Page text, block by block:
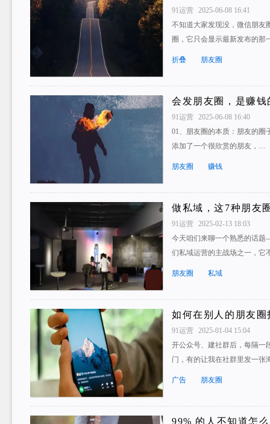
91运营
2025-06-08 16:41
不知道大家发现没，微信朋友
圈，它只会显示最新发布的
折叠 朋友圈
会发朋友圈，是赚钱
91运营
2025-06-08 16:40
01、朋友圈的本质：朋友的
添加了一个很欣赏的朋友，…
朋友圈 赚钱
做私域，这7种朋友
91运营
2025-02-13 18:03
今天咱们来聊一个熟悉的话
们私域运营的主战场之一，
朋友圈 私域
如何在别人的朋友
91运营
2025-01-04 15:04
开公众号、建社群后，每隔一
门，有的让我在社群里发一
广告 朋友圈
99% 的人不知道怎